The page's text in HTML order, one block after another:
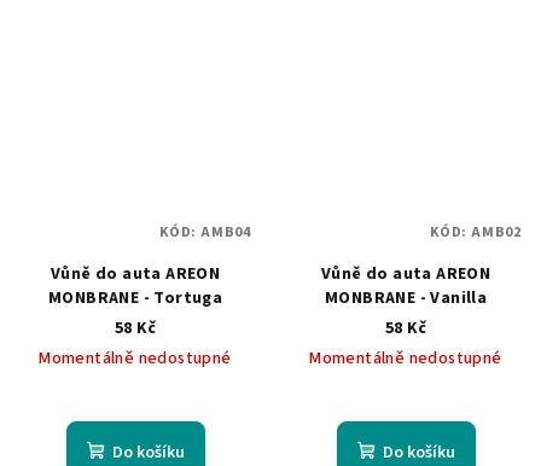
Vůně do auta AREON
MONBRANE - Tortuga
58 Kč
Momentálně nedostupné
Do košíku
KÓD: AMB04
Vůně do auta AREON
MONBRANE - Vanilla
58 Kč
Momentálně nedostupné
Do košíku
KÓD: AMB02